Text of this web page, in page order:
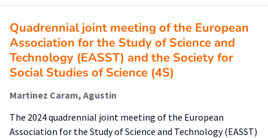
Quadrennial joint meeting of the European
Association for the Study of Science and
Technology (EASST) and the Society for
Social Studies of Science (4S)
Martinez Caram, Agustin
The 2024 quadrennial joint meeting of the European
Association for the Study of Science and Technology (EASST)